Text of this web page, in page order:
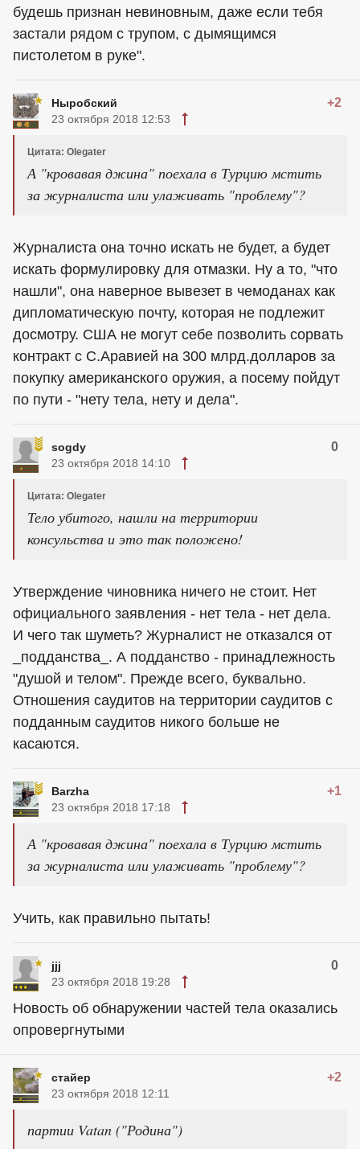
будешь признан невиновным, даже если тебя
застали рядом с трупом, с дымящимся
пистолетом в руке".
Ныробский +2
23 октября 2018 12:53
Цитата: Olegater
А "кровавая джина" поехала в Турцию мстить
за журналиста или улаживать "проблему"?
Журналиста она точно искать не будет, а будет
искать формулировку для отмазки. Ну а то, "что
нашли", она наверное вывезет в чемоданах как
дипломатическую почту, которая не подлежит
досмотру. США не могут себе позволить сорвать
контракт с С.Аравией на 300 млрд.долларов за
покупку американского оружия, а посему пойдут
по пути - "нету тела, нету и дела".
sogdy 0
23 октября 2018 14:10
Цитата: Olegater
Тело убитого, нашли на территории
консульства и это так положено!
Утверждение чиновника ничего не стоит. Нет
официального заявления - нет тела - нет дела.
И чего так шуметь? Журналист не отказался от
_подданства_. А подданство - принадлежность
"душой и телом". Прежде всего, буквально.
Отношения саудитов на территории саудитов с
подданным саудитов никого больше не
касаются.
Barzha +1
23 октября 2018 17:18
А "кровавая джина" поехала в Турцию мстить
за журналиста или улаживать "проблему"?
Учить, как правильно пытать!
jjj 0
23 октября 2018 19:28
Новость об обнаружении частей тела оказались
опровергнутыми
стайер +2
23 октября 2018 12:11
партии Vatan ("Родина")